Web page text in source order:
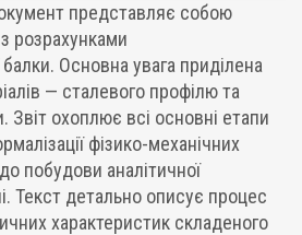
представляє собою
розрахунками
Основна увага приділена
— сталевого профілю та
Звіт охоплює всі основні етапи
фізико-механічних
побудови аналітичної
Текст детально описує процес
характеристик складеного